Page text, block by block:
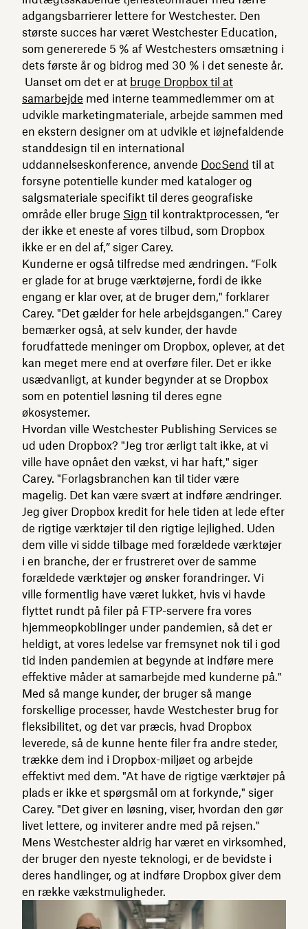
adgangsbarrierer lettere for Westchester. Den
største succes har været Westchester Education,
som genererede 5 % af Westchesters omsætning i
dets første år og bidrog med 30 % i det seneste år.
Uanset om det er at bruge Dropbox til at
samarbejde med interne teammedlemmer om at
udvikle marketingmateriale, arbejde sammen med
en ekstern designer om at udvikle et iøjnefaldende
standdesign til en international
uddannelseskonference, anvende DocSend til at
forsyne potentielle kunder med kataloger og
salgsmateriale specifikt til deres geografiske
område eller bruge Sign til kontraktprocessen, “er
der ikke et eneste af vores tilbud, som Dropbox
ikke er en del af,” siger Carey.
Kunderne er også tilfredse med ændringen. “Folk
er glade for at bruge værktøjerne, fordi de ikke
engang er klar over, at de bruger dem," forklarer
Carey. "Det gælder for hele arbejdsgangen." Carey
bemærker også, at selv kunder, der havde
forudfattede meninger om Dropbox, oplever, at det
kan meget mere end at overføre filer. Det er ikke
usædvanligt, at kunder begynder at se Dropbox
som en potentiel løsning til deres egne
økosystemer.
Hvordan ville Westchester Publishing Services se
ud uden Dropbox? "Jeg tror ærligt talt ikke, at vi
ville have opnået den vækst, vi har haft," siger
Carey. "Forlagsbranchen kan til tider være
magelig. Det kan være svært at indføre ændringer.
Jeg giver Dropbox kredit for hele tiden at lede efter
de rigtige værktøjer til den rigtige lejlighed. Uden
dem ville vi sidde tilbage med forældede værktøjer
i en branche, der er frustreret over de samme
forældede værktøjer og ønsker forandringer. Vi
ville formentlig have været lukket, hvis vi havde
flyttet rundt på filer på FTP-servere fra vores
hjemmeopkoblinger under pandemien, så det er
heldigt, at vores ledelse var fremsynet nok til i god
tid inden pandemien at begynde at indføre mere
effektive måder at samarbejde med kunderne på."
Med så mange kunder, der bruger så mange
forskellige processer, havde Westchester brug for
fleksibilitet, og det var præcis, hvad Dropbox
leverede, så de kunne hente filer fra andre steder,
trække dem ind i Dropbox-miljøet og arbejde
effektivt med dem. "At have de rigtige værktøjer på
plads er ikke et spørgsmål om at forkynde," siger
Carey. "Det giver en løsning, viser, hvordan den gør
livet lettere, og inviterer andre med på rejsen."
Mens Westchester aldrig har været en virksomhed,
der bruger den nyeste teknologi, er de bevidste i
deres handlinger, og at indføre Dropbox giver dem
en række vækstmuligheder.